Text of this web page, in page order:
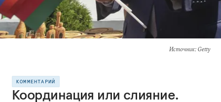
Источник: Getty
КОММЕНТАРИЙ
Координация или слияние.